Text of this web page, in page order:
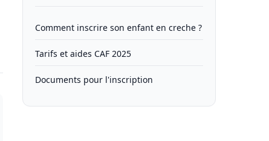
Comment inscrire son enfant en creche ?
Tarifs et aides CAF 2025
Documents pour l'inscription